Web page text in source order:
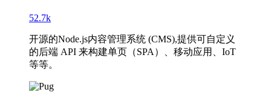
52.7k
开源的Node.js内容管理系统 (CMS),提供可自定义
的后端 API 来构建单页（SPA）、移动应用、IoT
等等。